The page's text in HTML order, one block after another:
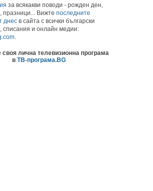
за всякакви поводи - рожден ден,
празници... Вижте последните
днес в сайта с всички български
списания и онлайн медии:
.
своя лична телевизионна програма
в ТВ-програма.BG